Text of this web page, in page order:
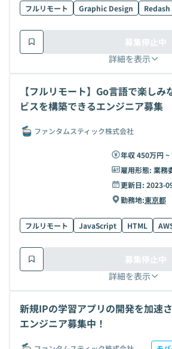
フルリモート Graphic Design Redash
詳細を表示
募集停止中
【フルリモート】Go言語で楽しみ
ビスを構築できるエンジニア募集
ファンタムスティック株式会社
年収 450万円 ~
雇用形態: 業務
更新日: 2023-
勤務地:東京都
フルリモート JavaScript HTML
詳細を表示
募集停止中
新規IPの学習アプリの開発を加速
エンジニア募集中！